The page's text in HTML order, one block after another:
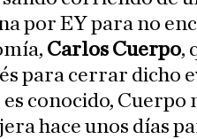
por EY para no
Carlos Cuerpo,
para cerrar dicho
es conocido,
hace unos días